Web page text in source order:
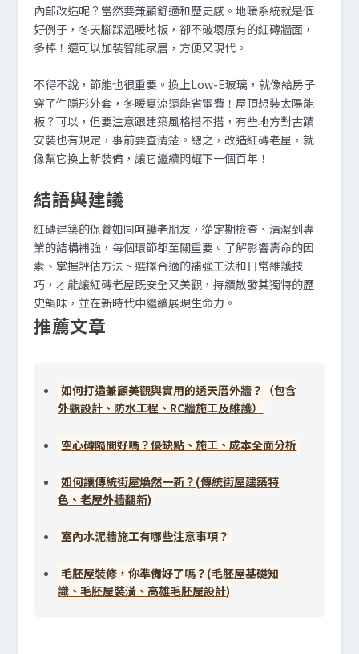
內部改造呢？當然要兼顧舒適和歷史感。地暖系統就是個
好例子，冬天腳踩溫暖地板，卻不破壞原有的紅磚牆面，
多棒！還可以加裝智能家居，方便又現代。
不得不說，節能也很重要。換上Low-E玻璃，就像給房子
穿了件隱形外套，冬暖夏涼還能省電費！屋頂想裝太陽能
板？可以，但要注意跟建築風格搭不搭，有些地方對古蹟
安裝也有規定，事前要查清楚。總之，改造紅磚老屋，就
像幫它換上新裝備，讓它繼續閃耀下一個百年！
結語與建議
紅磚建築的保養如同呵護老朋友，從定期檢查、清潔到專
業的結構補強，每個環節都至關重要。了解影響壽命的因
素、掌握評估方法、選擇合適的補強工法和日常維護技
巧，才能讓紅磚老屋既安全又美觀，持續散發其獨特的歷
史韻味，並在新時代中繼續展現生命力。
推薦文章
如何打造兼顧美觀與實用的透天厝外牆？（包含
外觀設計、防水工程、RC牆施工及維護）
空心磚隔間好嗎？優缺點、施工、成本全面分析
如何讓傳統街屋煥然一新？(傳統街屋建築特
色、老屋外牆翻新)
室內水泥牆施工有哪些注意事項？
毛胚屋裝修，你準備好了嗎？(毛胚屋基礎知
識、毛胚屋裝潢、高雄毛胚屋設計)